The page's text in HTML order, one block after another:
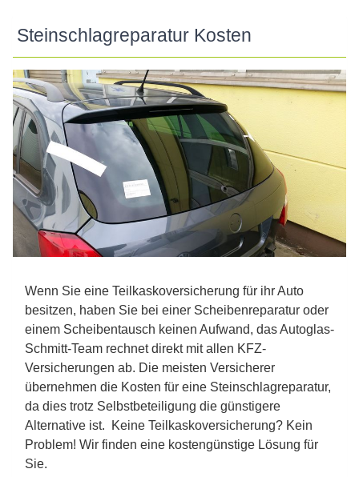
Steinschlagreparatur Kosten
Wenn Sie eine Teilkaskoversicherung für ihr Auto
besitzen, haben Sie bei einer Scheibenreparatur oder
einem Scheibentausch keinen Aufwand, das Autoglas-
Schmitt-Team rechnet direkt mit allen KFZ-
Versicherungen ab. Die meisten Versicherer
übernehmen die Kosten für eine Steinschlagreparatur,
da dies trotz Selbstbeteiligung die günstigere
Alternative ist. Keine Teilkaskoversicherung? Kein
Problem! Wir finden eine kostengünstige Lösung für
Sie.